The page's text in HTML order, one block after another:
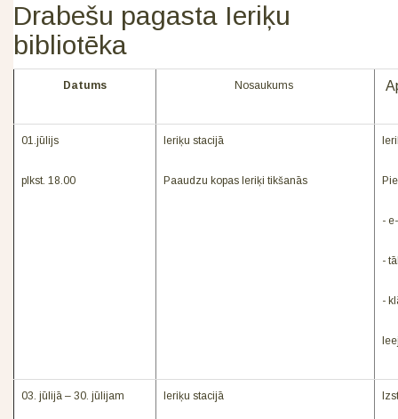
Drabešu pagasta Ieriķu
bibliotēka
Datums Nosaukums
01.jūlijs
plkst. 18.00
Ieriķu stacijā
Paaudzu kopas Ieriķi tikšanās
-
-
-
03. jūlijā – 30. jūlijam Ieriķu stacijā